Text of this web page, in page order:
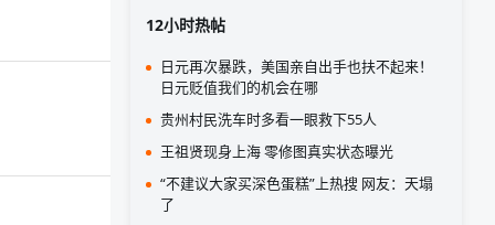
12小时热帖
日元再次暴跌，美国亲自出手也扶不起来！
日元贬值我们的机会在哪
贵州村民洗车时多看一眼救下55人
王祖贤现身上海 零修图真实状态曝光
“不建议大家买深色蛋糕”上热搜 网友：天塌
了